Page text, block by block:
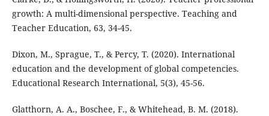
growth: A multi-dimensional perspective. Teaching and
Teacher Education, 63, 34-45.
Dixon, M., Sprague, T., & Percy, T. (2020). International
education and the development of global competencies.
Educational Research International, 5(3), 45-56.
Glatthorn, A. A., Boschee, F., & Whitehead, B. M. (2018).